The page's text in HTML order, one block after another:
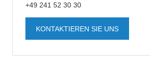
+49 241 52 30 30
KONTAKTIEREN SIE UNS